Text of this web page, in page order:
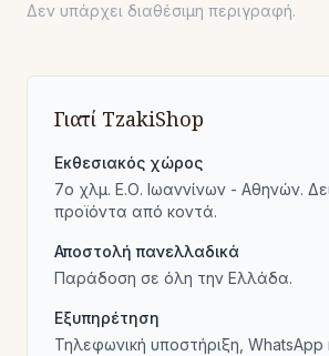
Δεν υπάρχει διαθέσιμη περιγραφή.
Γιατί TzakiShop
Εκθεσιακός χώρος
7ο χλμ. Ε.Ο. Ιωαννίνων - Αθηνών.
προϊόντα από κοντά.
Αποστολή πανελλαδικά
Παράδοση σε όλη την Ελλάδα.
Εξυπηρέτηση
Τηλεφωνική υποστήριξη, WhatsApp